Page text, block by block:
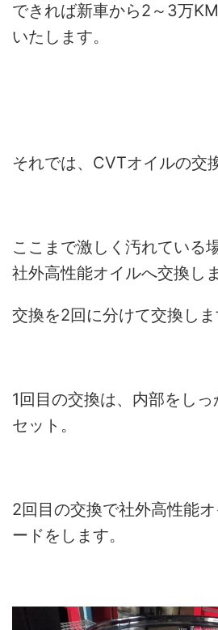
できれば新車から2～3万
いたします。
それでは、CVTオイルの交
ここまで激しく汚れている
社外高性能オイルへ交換し
交換を2回に分けて交換しま
1回目の交換は、内部をしっ
セット。
2回目の交換で社外高性能
ードをします。